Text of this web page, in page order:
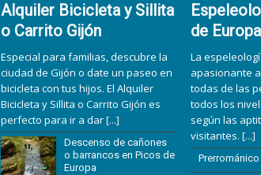
Alquiler Bicicleta y Sillita
o Carrito Gijón
Especial para familias, descubre la
ciudad de Gijón o date un paseo en
bicicleta con tus hijos. El Alquiler
Bicicleta y Sillita o Carrito Gijón es
perfecto para ir a dar[...]
Descenso de cañones
o barrancos en Picos de
Europa
de Europa
La
apasionante
todas de las
todos los
según las
visitantes. [...]